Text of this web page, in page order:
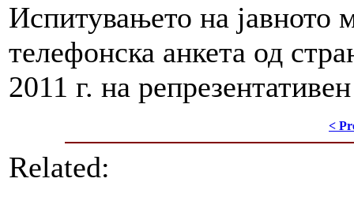
Испитувањето на јавното
телефонска анкета од
2011 г. на
<
Related: